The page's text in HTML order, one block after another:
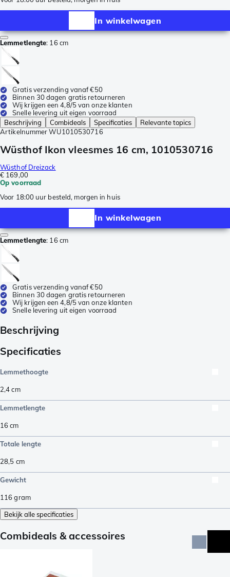
In winkelwagen
Lemmetlengte: 16 cm
Gratis verzending vanaf €50
Binnen 30 dagen gratis retourneren
Wij krijgen een 4,8/5 van onze klanten
Snelle levering uit eigen voorraad
Beschrijving
Combideals Specificaties
Relevante topics
Artikelnummer WU1010530716
Wüsthof Ikon vleesmes 16 cm, 1010530716
Wüsthof Dreizack
€ 169,00
Op voorraad
Voor 18:00 uur besteld, morgen in huis
In winkelwagen
Lemmetlengte: 16 cm
Gratis verzending vanaf €50
Binnen 30 dagen gratis retourneren
Wij krijgen een 4,8/5 van onze klanten
Snelle levering uit eigen voorraad
Beschrijving
Specificaties
Lemmethoogte
2,4cm
Lemmetlengte
16cm
Totale lengte
28,5 cm
Gewicht
116gram
Bekijk alle specificaties
Combideals & accessoires